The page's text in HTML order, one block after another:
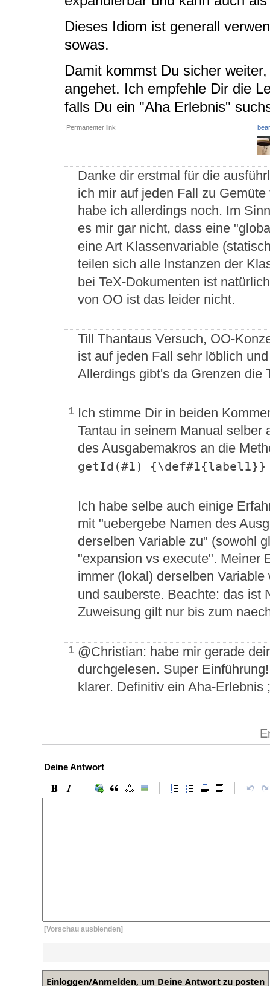
Dieses Idiom ist generall
sowas.
Damit kommst Du sicher
angehet. Ich empfehle Dir die
falls Du ein "Aha Erlebnis"
Permanenter link
Danke dir erstmal für die
ich mir auf jeden Fall zu
habe ich allerdings noch. Im
es mir gar nicht, dass eine
eine Art Klassenvariable
teilen sich alle Instanzen der
bei TeX-Dokumenten ist
von OO ist das leider nicht.
Till Thantaus Versuch, OO-
ist auf jeden Fall sehr löblich
Allerdings gibt's da Grenzen die
1 Ich stimme Dir in beiden
Tantau in seinem Manual selber
des Ausgabemakros an die
getId(#1) {\def#1{label1}}
Ich habe selbe auch einige
mit "uebergebe Namen des
derselben Variable zu" (sowohl
"expansion vs execute". Meiner
immer (lokal) derselben
und sauberste. Beachte: das ist
Zuweisung gilt nur bis zum
1 @Christian: habe mir gerade
durchgelesen. Super
klarer. Definitiv ein Aha-Erlebnis
Deine Antwort
[Vorschau ausblenden]